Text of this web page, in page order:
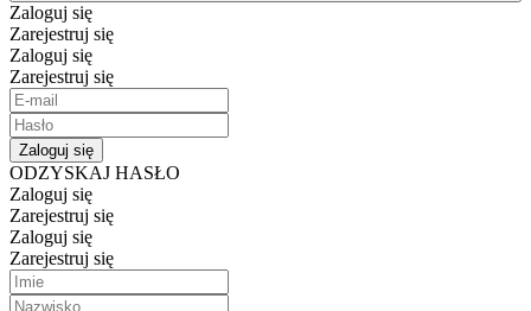
Zaloguj się
Zarejestruj się
Zaloguj się
Zarejestruj się
Zaloguj się
ODZYSKAJ HASŁO
Zaloguj się
Zarejestruj się
Zaloguj się
Zarejestruj się